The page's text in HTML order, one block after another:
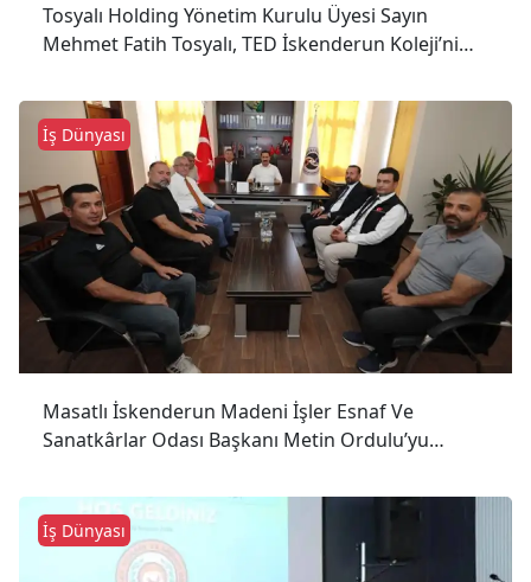
Tosyalı Holding Yönetim Kurulu Üyesi Sayın
Mehmet Fatih Tosyalı, TED İskenderun Koleji’ni
Masatlı İskenderun Madeni İşler Esnaf Ve
Sanatkârlar Odası Başkanı Metin Ordulu’yu
İş Dünyası
İş Dünyası